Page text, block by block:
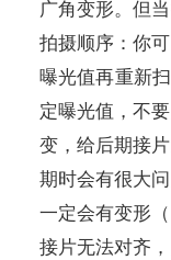
广角变形。但
拍摄顺序：你
曝光值再重新
定曝光值，不
变，给后期接
期时会有很大
一定会有变形
接片无法对齐